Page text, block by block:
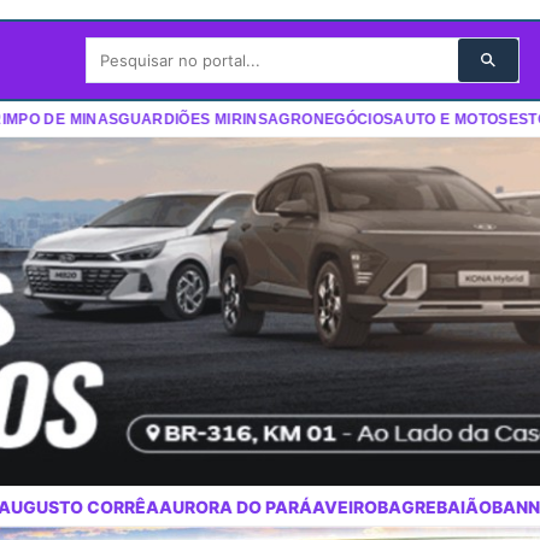
DE MINAS GUARDIÕES MIRINS AGRONEGÓCIOS AUTO E MOTOS
DO PARÁAVEIROBAGREBAIÃOBANNACHBARCARENABELÉM